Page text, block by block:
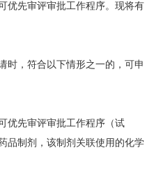
优先审评审批工作程序。现将有
，符合以下情形之一的，可申
先审评审批工作程序（试
品制剂，该制剂关联使用的化学